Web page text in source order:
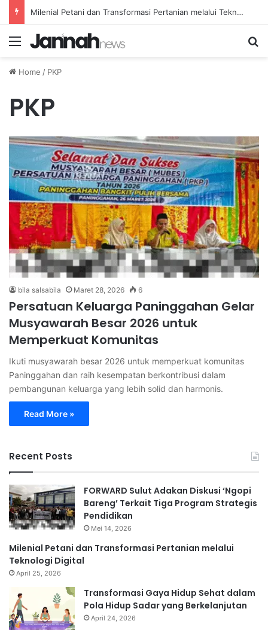
Milenial Petani dan Transformasi Pertanian melalui Teknologi Digital
Menu
Home / PKP
PKP
bila salsabila Maret 28, 2026 6
Persatuan Keluarga Paninggahan Gelar
Musyawarah Besar 2026 untuk
Memperkuat Komunitas
Ikuti musyawarah besar 2026 untuk memperkuat komunitas
Paninggahan dan raih kesempatan berkontribusi dalam
pembangunan keluarga yang lebih solid dan harmonis.
Read More »
Recent Posts
FORWARD Sulut Adakan Diskusi ‘Ngopi
Bareng’ Terkait Tiga Program Strategis
Pendidikan
Mei 14, 2026
Milenial Petani dan Transformasi Pertanian melalui
Teknologi Digital
April 25, 2026
Transformasi Gaya Hidup Sehat dalam
Pola Hidup Sadar yang Berkelanjutan
April 24, 2026